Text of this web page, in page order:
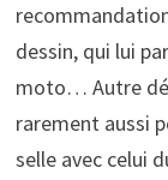
dessin, qui lui
moto… Autre
rarement aussi
selle avec celui